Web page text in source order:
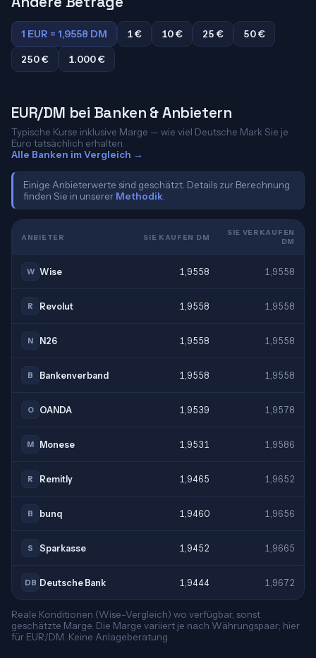
1 EUR = 1,9558 DM 1 € 10 € 25 €
50 €
250 €
1.000 €
EUR/DM bei Banken & Anbietern
Typische Kurse inklusive Marge — wie viel Deutsche Mark Sie je
Euro tatsächlich erhalten.
Alle Banken im Vergleich →
Einige Anbieterwerte sind geschätzt. Details zur Berechnung
finden Sie in unserer Methodik
ANBIETER SIE KAUFEN DM
SIE VERKAUFEN
DM
W Wise 1,9558 1,9558
R Revolut 1,9558 1,9558
N N26 1,9558 1,9558
B Bankenverband 1,9558 1,9558
O OANDA 1,9539 1,9578
M Monese 1,9531 1,9586
R Remitly 1,9465 1,9652
B bunq 1,9460 1,9656
S Sparkasse 1,9452 1,9665
DB Deutsche Bank 1,9444 1,9672
Reale Konditionen (Wise-Vergleich) wo verfügbar, sonst
geschätzte Marge. Die Marge variiert je nach Währungspaar; hier
für EUR/DM. Keine Anlageberatung.